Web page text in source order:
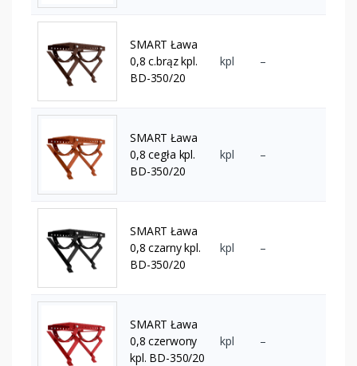
SMART Ława
0,8 c.brąz kpl.
BD-350/20
kpl –
SMART Ława
0,8 cegła kpl.
BD-350/20
kpl –
SMART Ława
0,8 czarny kpl.
BD-350/20
kpl –
SMART Ława
0,8 czerwony
kpl. BD-350/20
kpl –